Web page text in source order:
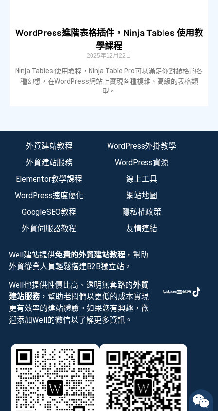
WordPress進階表格插件，Ninja Tables 使用教
學課程
2025年12月22日
Ninja Tables 使用教程，Ninja Table Pro可以滿足你對錶格的各
種幻想，在WordPress網站上實現各種複雜、高級的表格類
型。
外貿建站教程
外貿建站服務
Elementor教學課程
WordPress速度優化
GoogleSEO教程
外貿伺服器教程
WordPress外掛教學
WordPress資源
線上工具
網站地圖
隱私權政策
友情連結
Well建站提供免費的外貿建站教程，幫助
外貿從業人員輕鬆搭建B2B獨立站。
Well也提供性價比高、透明無套路的外貿
建站服務，幫助老闆們以更低的成本實現
更有效率的建站體驗。如果您有興趣，歡
迎添加Well的微信以了解更多資訊。